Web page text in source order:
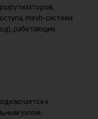
mesh-система
работающих
к
узлом.